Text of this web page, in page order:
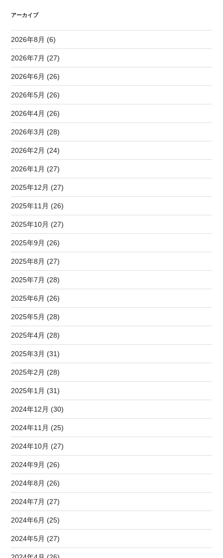
アーカイブ
2026年8月 (6)
2026年7月 (27)
2026年6月 (26)
2026年5月 (26)
2026年4月 (26)
2026年3月 (28)
2026年2月 (24)
2026年1月 (27)
2025年12月 (27)
2025年11月 (26)
2025年10月 (27)
2025年9月 (26)
2025年8月 (27)
2025年7月 (28)
2025年6月 (26)
2025年5月 (28)
2025年4月 (28)
2025年3月 (31)
2025年2月 (28)
2025年1月 (31)
2024年12月 (30)
2024年11月 (25)
2024年10月 (27)
2024年9月 (26)
2024年8月 (26)
2024年7月 (27)
2024年6月 (25)
2024年5月 (27)